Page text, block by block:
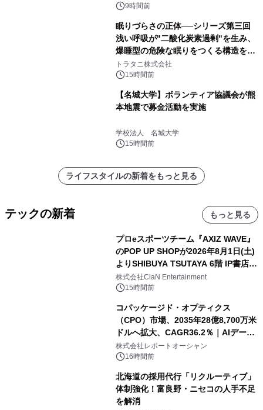
得な素泊まり連泊プランで
9時間前
眠りづらさの正体──シリーズ第三回
浅い呼吸が"二酸化炭素過剰"を生み、
爆睡型の危険な眠りをつくる構造を解
説
トラタニ株式会社
15時間前
【名城大学】ボランティア協議会が熊
本地震で募金活動を実施
学校法人 名城大学
15時間前
ライフスタイルの新着をもっと見る
テックの新着 もっと見る
プロeスポーツチーム『AXIZ WAVE』
のPOP UP SHOPが2026年8月1日(土)
よりSHIBUYA TSUTAYA 6階 IP書店で
開催決定！！
株式会社ClaN Entertainment
15時間前
コパッケージド・オプティクス
（CPO）市場、2035年28億8,700万米
ドルへ拡大、CAGR36.2％｜AIデータ
センター・高速光通信需要が成長を加
速
株式会社レポートオーシャン
16時間前
北海道の採用代行「リクルーティブ」
体制強化！富良野・ニセコの人手不足
を解消